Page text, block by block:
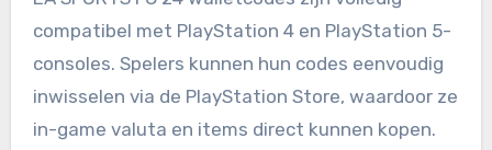
compatibel met PlayStation 4 en PlayStation 5-
consoles. Spelers kunnen hun codes eenvoudig
inwisselen via de PlayStation Store, waardoor ze
in-game valuta en items direct kunnen kopen.